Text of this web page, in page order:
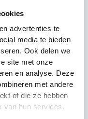
advertenties te
media te bieden
Ook delen we
site met onze
en analyse. Deze
met andere
of die ze hebben
van hun services.
verwijderen van